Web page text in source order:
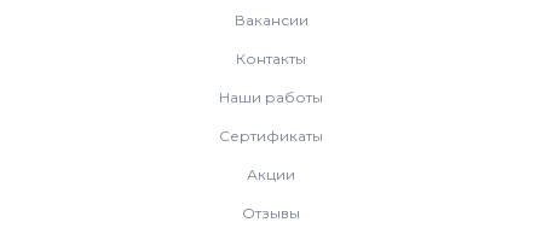
Вакансии
Контакты
Наши работы
Сертификаты
Акции
Отзывы